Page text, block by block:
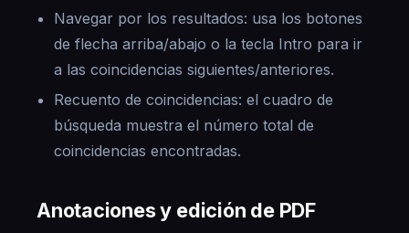
Navegar por los resultados: usa los botones
de flecha arriba/abajo o la tecla Intro para ir
a las coincidencias siguientes/anteriores.
Recuento de coincidencias: el cuadro de
búsqueda muestra el número total de
coincidencias encontradas.
Anotaciones y edición de PDF